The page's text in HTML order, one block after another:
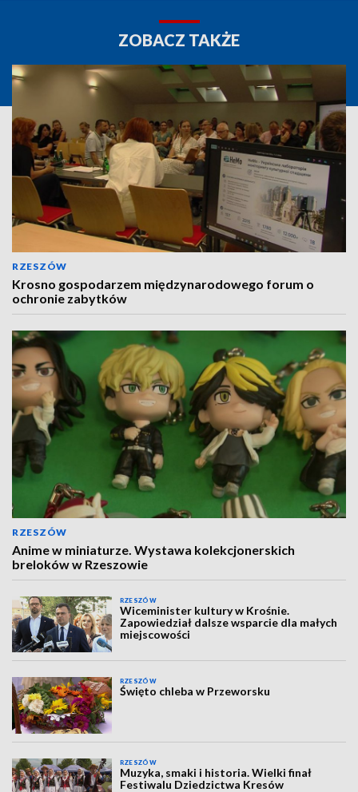
ZOBACZ TAKŻE
RZESZÓW
Krosno gospodarzem międzynarodowego forum o
ochronie zabytków
RZESZÓW
Anime w miniaturze. Wystawa kolekcjonerskich
breloków w Rzeszowie
RZESZÓW
Wiceminister kultury w Krośnie.
Zapowiedział dalsze wsparcie dla małych
miejscowości
RZESZÓW
Święto chleba w Przeworsku
RZESZÓW
Muzyka, smaki i historia. Wielki finał
Festiwalu Dziedzictwa Kresów